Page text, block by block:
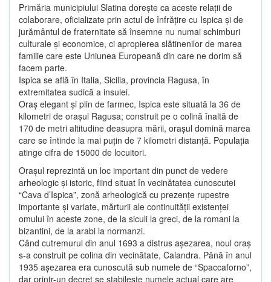
Primăria municipiului Slatina doreşte ca aceste relaţii de
colaborare, oficializate prin actul de înfrăţire cu Ispica şi de
jurământul de fraternitate să însemne nu numai schimburi
culturale şi economice, ci apropierea slătinenilor de marea
familie care este Uniunea Europeană din care ne dorim să
facem parte.
Ispica se află în Italia, Sicilia, provincia Ragusa, în
extremitatea sudică a insulei.
Oraş elegant şi plin de farmec, Ispica este situată la 36 de
kilometri de oraşul Ragusa; construit pe o colină înaltă de
170 de metri altitudine deasupra mării, oraşul domină marea
care se întinde la mai puţin de 7 kilometri distanţă. Populaţia
atinge cifra de 15000 de locuitori.
Oraşul reprezintă un loc important din punct de vedere
arheologic şi istoric, fiind situat în vecinătatea cunoscutei
“Cava d’Ispica”, zonă arheologică cu prezenţe rupestre
importante şi variate, mărturii ale continuităţii existenţei
omului în aceste zone, de la siculi la greci, de la romani la
bizantini, de la arabi la normanzi.
Când cutremurul din anul 1693 a distrus aşezarea, noul oraş
s-a construit pe colina din vecinătate, Calandra. Până în anul
1935 aşezarea era cunoscută sub numele de “Spaccaforno”,
dar printr-un decret se stabileşte numele actual care are